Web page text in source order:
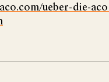
ueber-die-